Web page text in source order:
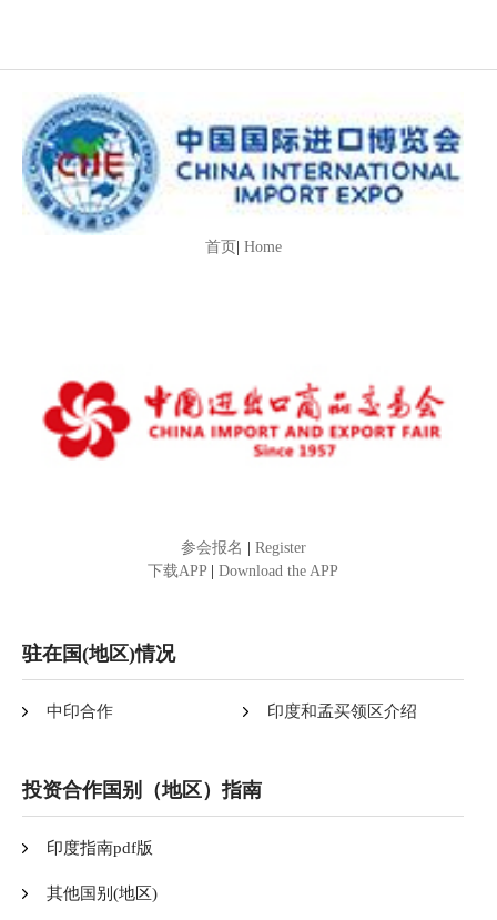
首页 Home
参会报名
Register
下载APP
Download the APP
驻在国(地区)情况
中印合作 印度和孟买领区介绍
投资合作国别（地区）指南
印度指南pdf版
其他国别(地区)